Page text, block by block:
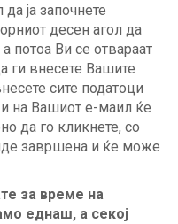
ја започнете
десен агол да
потоа Ви се отвараат
ги внесете Вашите
сите податоци
на Вашиот е-маил ќе
да го кликнете, со
завршена и ќе може
за време на
еднаш, а секој